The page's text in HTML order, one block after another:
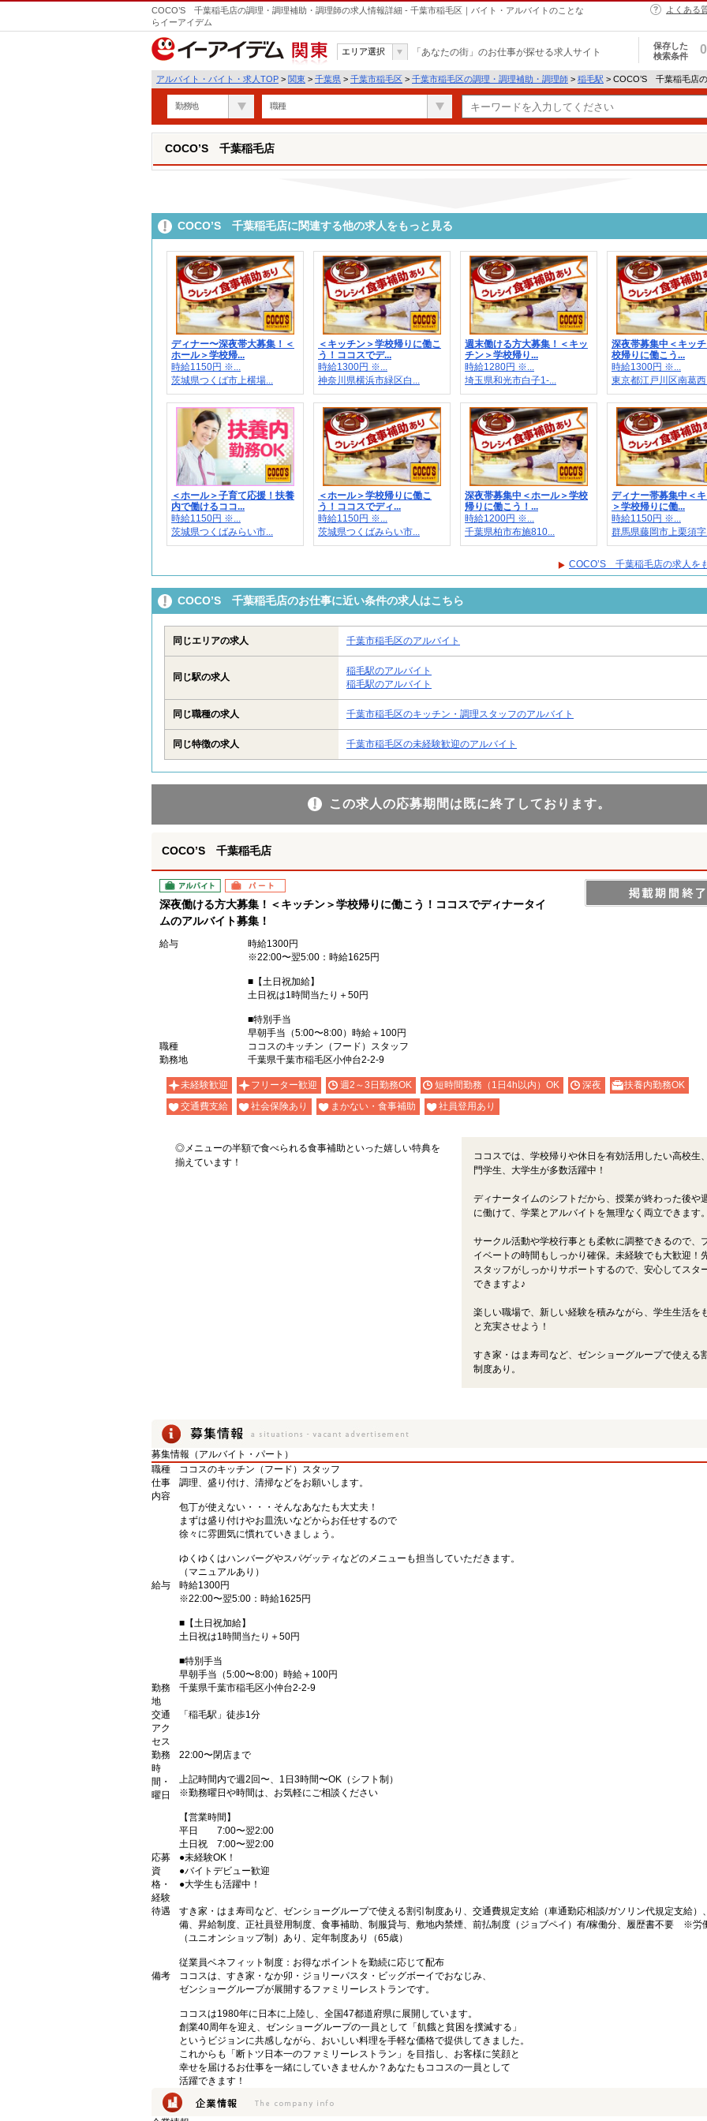
COCO’S 千葉稲毛店の調理・調理補助・調理師の求人情報詳細 - 千葉市稲毛区｜バイト・アルバイトのことな
らイーアイデム
よくある
関東
エリア選択 「あなたの街」のお仕事が探せる求人サイト
保存した
検索条件
0
アルバイト・バイト・求人TOP > 関東 > 千葉県 > 千葉市稲毛区 > 千葉市稲毛区の調理・調理補助・調理師 > 稲毛駅 > COCO’S 千葉稲毛店
勤務地 職種
COCO’S 千葉稲毛店
COCO’S 千葉稲毛店に関連する他の求人をもっと見る
ディナー〜深夜帯大募集！＜
ホール＞学校帰...
時給1150円 ※...
茨城県つくば市上横場...
＜キッチン＞学校帰りに働こ
う！ココスでデ...
時給1300円 ※...
神奈川県横浜市緑区白...
週末働ける方大募集！＜キッ
チン＞学校帰り...
時給1280円 ※...
埼玉県和光市白子1-...
深夜帯募集中＜キッ
校帰りに働こう...
時給1300円 ※...
東京都江戸川区南葛
＜ホール＞子育て応援！扶養
内で働けるココ...
時給1150円 ※...
茨城県つくばみらい市...
＜ホール＞学校帰りに働こ
う！ココスでディ...
時給1150円 ※...
茨城県つくばみらい市...
深夜帯募集中＜ホール＞学校
帰りに働こう！...
時給1200円 ※...
千葉県柏市布施810...
ディナー帯募集中＜
＞学校帰りに働...
時給1150円 ※...
群馬県藤岡市上栗須
COCO’S 千葉稲毛店の求人を
COCO’S 千葉稲毛店のお仕事に近い条件の求人はこちら
同じエリアの求人 千葉市稲毛区のアルバイト
同じ駅の求人
稲毛駅のアルバイト
稲毛駅のアルバイト
同じ職種の求人 千葉市稲毛区のキッチン・調理スタッフのアルバイト
同じ特徴の求人 千葉市稲毛区の未経験歓迎のアルバイト
この求人の応募期間は既に終了しております。
COCO’S 千葉稲毛店
アルバイト パート
深夜働ける方大募集！＜キッチン＞学校帰りに働こう！ココスでディナータイ
ムのアルバイト募集！
給与
時給1300円
※22:00〜翌5:00：時給1625円
■【土日祝加給】
土日祝は1時間当たり＋50円
■特別手当
早朝手当（5:00〜8:00）時給＋100円
職種
ココスのキッチン（フード）スタッフ
勤務地
千葉県千葉市稲毛区小仲台2-2-9
未経験歓迎 フリーター歓迎 週2～3日勤務OK 短時間勤務（1日4h以内）OK 深夜
扶養内勤務OK
交通費支給
社会保険あり まかない・食事補助 社員登用あり
◎メニューの半額で食べられる食事補助といった嬉しい特典を
揃えています！
ココスでは、学校帰りや休日を有効活用したい高校生
門学生、大学生が多数活躍中！
ディナータイムのシフトだから、授業が終わった後や
に働けて、学業とアルバイトを無理なく両立できます。
サークル活動や学校行事とも柔軟に調整できるので、
イベートの時間もしっかり確保。未経験でも大歓迎！
スタッフがしっかりサポートするので、安心してスタ
できますよ♪
楽しい職場で、新しい経験を積みながら、学生生活を
と充実させよう！
すき家・はま寿司など、ゼンショーグループで使える
制度あり。
募集情報（アルバイト・パート）
職種
ココスのキッチン（フード）スタッフ
仕事
内容
調理、盛り付け、清掃などをお願いします。
包丁が使えない・・・そんなあなたも大丈夫！
まずは盛り付けやお皿洗いなどからお任せするので
徐々に雰囲気に慣れていきましょう。
ゆくゆくはハンバーグやスパゲッティなどのメニューも担当していただきます。
（マニュアルあり）
給与
時給1300円
※22:00〜翌5:00：時給1625円
■【土日祝加給】
土日祝は1時間当たり＋50円
■特別手当
早朝手当（5:00〜8:00）時給＋100円
勤務
地
千葉県千葉市稲毛区小仲台2-2-9
交通
アク
セス
「稲毛駅」徒歩1分
勤務
時
間・
曜日
22:00〜閉店まで
上記時間内で週2回〜、1日3時間〜OK（シフト制）
※勤務曜日や時間は、お気軽にご相談ください
【営業時間】
平日 7:00〜翌2:00
土日祝 7:00〜翌2:00
応募
資
格・
経験
●未経験OK！
●バイトデビュー歓迎
●大学生も活躍中！
待遇
すき家・はま寿司など、ゼンショーグループで使える割引制度あり、交通費規定支給（車通勤応相談/ガソリン代規定支給）
備、昇給制度、正社員登用制度、食事補助、制服貸与、敷地内禁煙、前払制度（ジョブペイ）有/稼働分、履歴書不要 ※労
（ユニオンショップ制）あり、定年制度あり（65歳）
従業員ベネフィット制度：お得なポイントを勤続に応じて配布
備考
ココスは、すき家・なか卯・ジョリーパスタ・ビッグボーイでおなじみ、
ゼンショーグループが展開するファミリーレストランです。
ココスは1980年に日本に上陸し、全国47都道府県に展開しています。
創業40周年を迎え、ゼンショーグループの一員として「飢餓と貧困を撲滅する」
というビジョンに共感しながら、おいしい料理を手軽な価格で提供してきました。
これからも「断トツ日本一のファミリーレストラン」を目指し、お客様に笑顔と
幸せを届けるお仕事を一緒にしていきませんか？あなたもココスの一員として
活躍できます！